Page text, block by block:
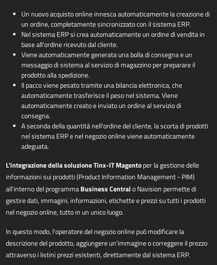
Un nuovo acquisto online innesca automaticamente la creazione di
un ordine, completamente sincronizzato con il sistema ERP.
Nel sistema ERP si crea automaticamente un ordine di vendita in
base all'ordine ricevuto dal cliente.
Viene automaticamente generata una bolla di consegna e un
messaggio di sistema al servizio di magazzino per preparare il
prodotto alla spedizione.
Il pacco viene pesato tramite una bilancia elettronica, che
automaticamente trasferisce il peso nel sistema. Viene
automaticamente creato e inviato un ordine al servizio di
consegna.
A seconda della quantità nell'ordine del cliente, la scorta di prodotti
nel sistema ERP e nel negozio online viene automaticamente
adeguata.
L'integrazione della soluzione Tinx-IT Magento per la gestione delle
informazioni sui prodotti (Product Information Management - PIM)
all'interno del programma Business Central o Navision permette di
gestire dati, immagini, informazioni, etichette e prezzi su tutti i prodotti
nel negozio online, tutto in un unico luogo.
In questo modo, l'operatore del negozio online può modificare la
descrizione del prodotto, aggiungere un'immagine o correggere il prezzo
attraverso i listini prezzi esistenti, direttamente dal sistema ERP.